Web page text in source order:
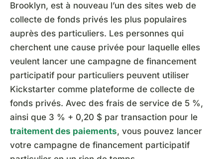
Brooklyn, est à nouveau l’un des sites web de
collecte de fonds privés les plus populaires
auprès des particuliers. Les personnes qui
cherchent une cause privée pour laquelle elles
veulent lancer une campagne de financement
participatif pour particuliers peuvent utiliser
Kickstarter comme plateforme de collecte de
fonds privés. Avec des frais de service de 5 %,
ainsi que 3 % + 0,20 $ par transaction pour le
traitement des paiements, vous pouvez lancer
votre campagne de financement participatif